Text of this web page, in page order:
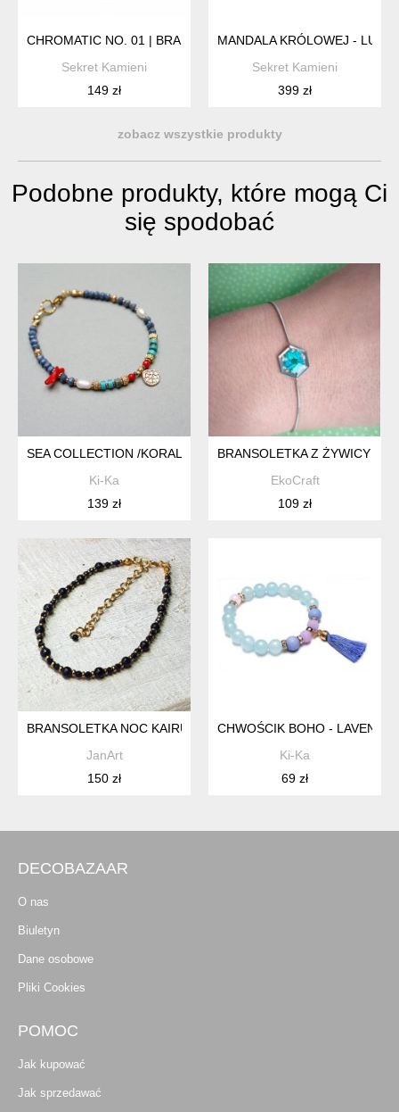
CHROMATIC NO. 01 | BRANSOLETKA Z CZESKICH
Sekret Kamieni
149 zł
MANDALA KRÓLOWEJ -
Sekret Kamieni
399 zł
zobacz wszystkie produkty
Podobne produkty, które mogą Ci
się spodobać
SEA COLLECTION /KORAL BLUE/ 24.04.25/ BRANSOLETKA
Ki-Ka
139 zł
BRANSOLETKA Z ŻYWICY
EkoCraft
109 zł
BRANSOLETKA NOC KAIRU ( B32)
JanArt
150 zł
CHWOŚCIK BOHO -
Ki-Ka
69 zł
DECOBAZAAR
O nas
Biuletyn
Dane osobowe
Pliki Cookies
POMOC
Jak kupować
Jak sprzedawać